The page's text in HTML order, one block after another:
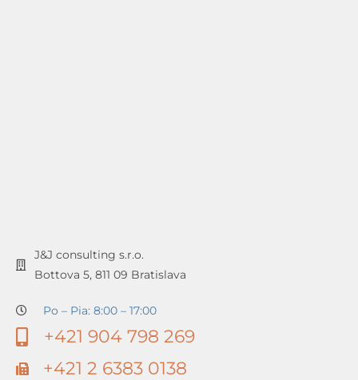
J&J consulting s.r.o.
Bottova 5, 811 09 Bratislava
Po – Pia: 8:00 – 17:00
+421 904 798 269
+421 2 6383 0138